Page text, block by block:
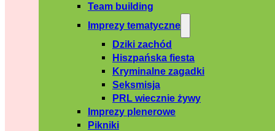
Team building
Imprezy tematyczne
Dziki zachód
Hiszpańska fiesta
Kryminalne zagadki
Seksmisja
PRL wiecznie żywy
Imprezy plenerowe
Pikniki